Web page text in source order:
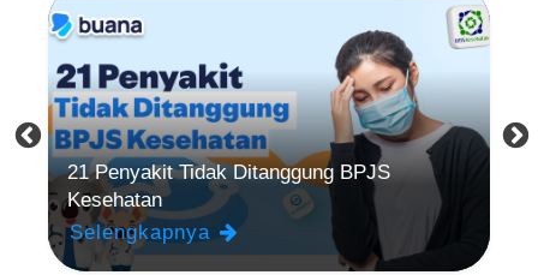
21 Penyakit Tidak Ditanggung BPJS
Kesehatan
Selengkapnya